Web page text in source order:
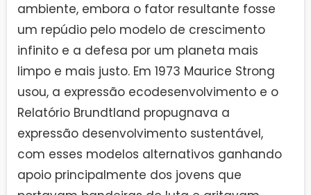
ambiente, embora o fator resultante fosse
um repúdio pelo modelo de crescimento
infinito e a defesa por um planeta mais
limpo e mais justo. Em 1973 Maurice Strong
usou, a expressão ecodesenvolvimento e o
Relatório Brundtland propugnava a
expressão desenvolvimento sustentável,
com esses modelos alternativos ganhando
apoio principalmente dos jovens que